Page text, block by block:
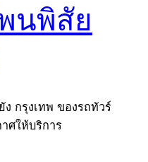
นพิสัย
กรุงเทพ ของรถทัวร์
ศให้บริการ